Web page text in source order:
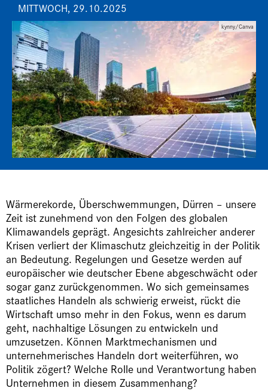
MITTWOCH, 29.10.2025
kynny/Canva
Wärmerekorde, Überschwemmungen, Dürren – unsere
Zeit ist zunehmend von den Folgen des globalen
Klimawandels geprägt. Angesichts zahlreicher anderer
Krisen verliert der Klimaschutz gleichzeitig in der Politik
an Bedeutung. Regelungen und Gesetze werden auf
europäischer wie deutscher Ebene abgeschwächt oder
sogar ganz zurückgenommen. Wo sich gemeinsames
staatliches Handeln als schwierig erweist, rückt die
Wirtschaft umso mehr in den Fokus, wenn es darum
geht, nachhaltige Lösungen zu entwickeln und
umzusetzen. Können Marktmechanismen und
unternehmerisches Handeln dort weiterführen, wo
Politik zögert? Welche Rolle und Verantwortung haben
Unternehmen in diesem Zusammenhang?